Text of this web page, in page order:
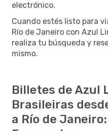
electrónico.
Cuando estés listo para
Río de Janeiro con Azul
realiza tu búsqueda y
mismo.
Billetes de Azul
Brasileiras
a Río de